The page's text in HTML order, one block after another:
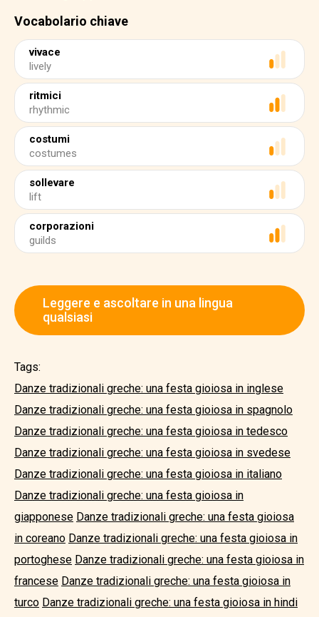
Vocabolario chiave
vivace
lively
ritmici
rhythmic
costumi
costumes
sollevare
lift
corporazioni
guilds
Leggere e ascoltare in una lingua
qualsiasi
Tags:
Danze tradizionali greche: una festa gioiosa in inglese
Danze tradizionali greche: una festa gioiosa in spagnolo
Danze tradizionali greche: una festa gioiosa in tedesco
Danze tradizionali greche: una festa gioiosa in svedese
Danze tradizionali greche: una festa gioiosa in italiano
Danze tradizionali greche: una festa gioiosa in
giapponese Danze tradizionali greche: una festa gioiosa
in coreano Danze tradizionali greche: una festa gioiosa in
portoghese Danze tradizionali greche: una festa gioiosa in
francese Danze tradizionali greche: una festa gioiosa in
turco Danze tradizionali greche: una festa gioiosa in hindi